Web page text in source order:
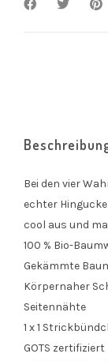
Bei den vier
echter
cool aus und
100 % Bio-
Gekämmte
Körpernaher
Seitennähte
1 x 1
GOTS zertifiziert